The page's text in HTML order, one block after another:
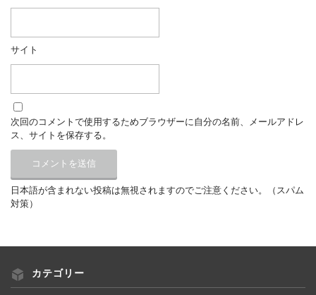
サイト
次回のコメントで使用するためブラウザーに自分の名前、メールアドレ
ス、サイトを保存する。
日本語が含まれない投稿は無視されますのでご注意ください。（スパム
対策）
カテゴリー